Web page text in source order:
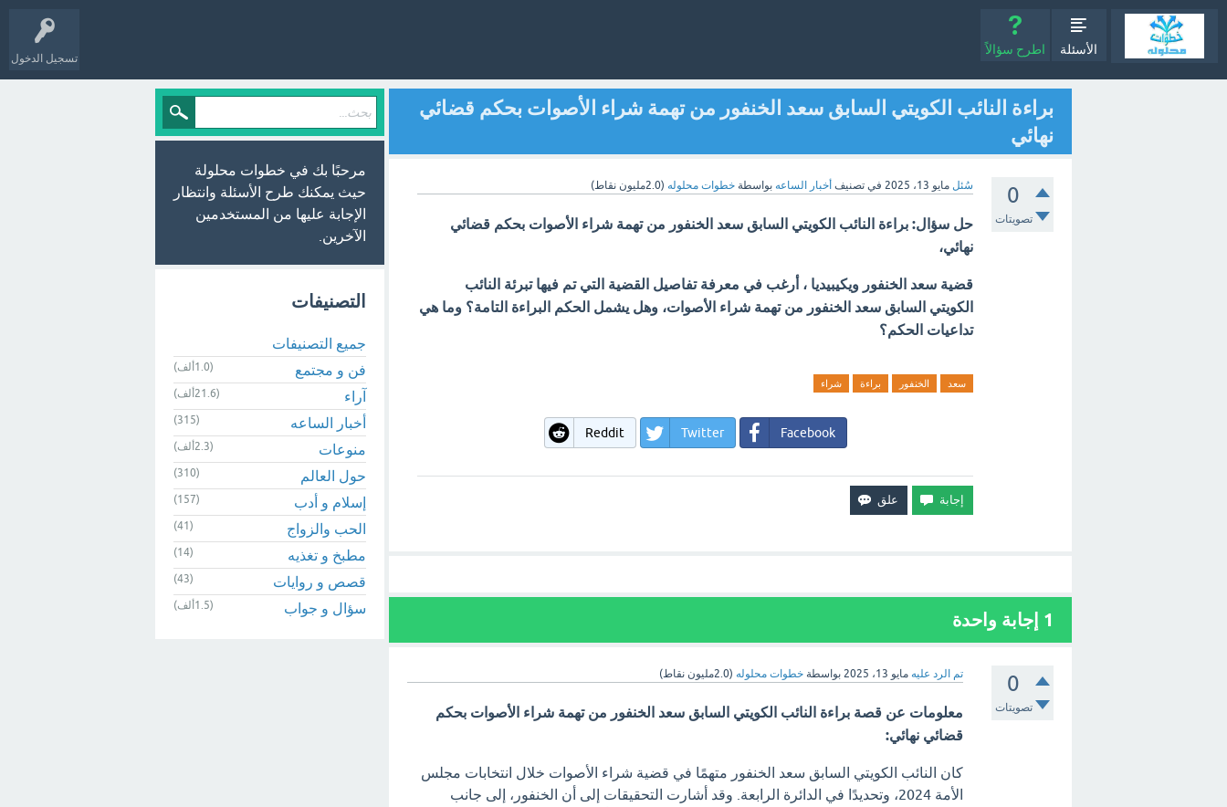
تسجيل الدخول
الأسئلة اطرح سؤالاً
براءة النائب الكويتي السابق سعد الخنفور من تهمة شراء الأصوات بحكم قضائي
نهائي
0
تصويتات
سُئل مايو 13، 2025 في تصنيف أخبار الساعه بواسطة خطوات محلوله (2.0مليون نقاط)
حل سؤال: براءة النائب الكويتي السابق سعد الخنفور من تهمة شراء الأصوات بحكم قضائي
نهائي،
قضية سعد الخنفور ويكيبيديا ، أرغب في معرفة تفاصيل القضية التي تم فيها تبرئة النائب
الكويتي السابق سعد الخنفور من تهمة شراء الأصوات، وهل يشمل الحكم البراءة التامة؟ وما هي
تداعيات الحكم؟
سعد الخنفور براءة شراء
Facebook
Twitter
Reddit
1 إجابة واحدة
0
تصويتات
تم الرد عليه مايو 13، 2025 بواسطةخطوات محلوله (2.0مليون نقاط)
معلومات عن قصة براءة النائب الكويتي السابق سعد الخنفور من تهمة شراء الأصوات بحكم
قضائي نهائي:
كان النائب الكويتي السابق سعد الخنفور متهمًا في قضية شراء الأصوات خلال انتخابات مجلس
الأمة 2024، وتحديدًا في الدائرة الرابعة. وقد أشارت التحقيقات إلى أن الخنفور، إلى جانب
مرحبًا بك في خطوات محلولة
حيث يمكنك طرح الأسئلة وانتظار
الإجابة عليها من المستخدمين
الآخرين.
التصنيفات
جميع التصنيفات
فن و مجتمع
(1.0ألف)
آراء (21.6ألف)
أخبار الساعه (315)
منوعات (2.3ألف)
حول العالم (310)
إسلام و أدب (157)
الحب والزواج (41)
مطبخ و تغذيه (14)
قصص و روايات (43)
سؤال و جواب (1.5ألف)